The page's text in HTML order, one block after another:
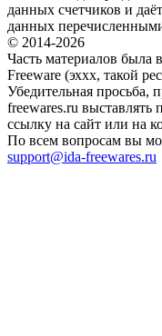
данных счетчиков и
данных
© 2014-2026
Часть материалов была
Freeware (эххх, такой
Убедительная просьба,
freewares.ru
ссылку на сайт или на
По всем вопросам вы
support@ida-freewares.ru